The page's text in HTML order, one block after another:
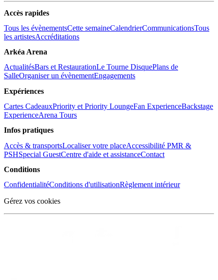
Accès rapides
Tous les évènementsCette semaineCalendrierCommunicationsTous
les artistesAccréditations
Arkéa Arena
ActualitésBars et RestaurationLe Tourne DisquePlans de
SalleOrganiser un évènementEngagements
Expériences
Cartes CadeauxPriority et Priority LoungeFan ExperienceBackstage
ExperienceArena Tours
Infos pratiques
Accès & transportsLocaliser votre placeAccessibilité PMR &
PSHSpecial GuestCentre d'aide et assistanceContact
Conditions
ConfidentialitéConditions d'utilisationRèglement intérieur
Gérez vos cookies